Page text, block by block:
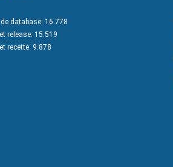
database: 16.778
release: 15.519
recette: 9.878